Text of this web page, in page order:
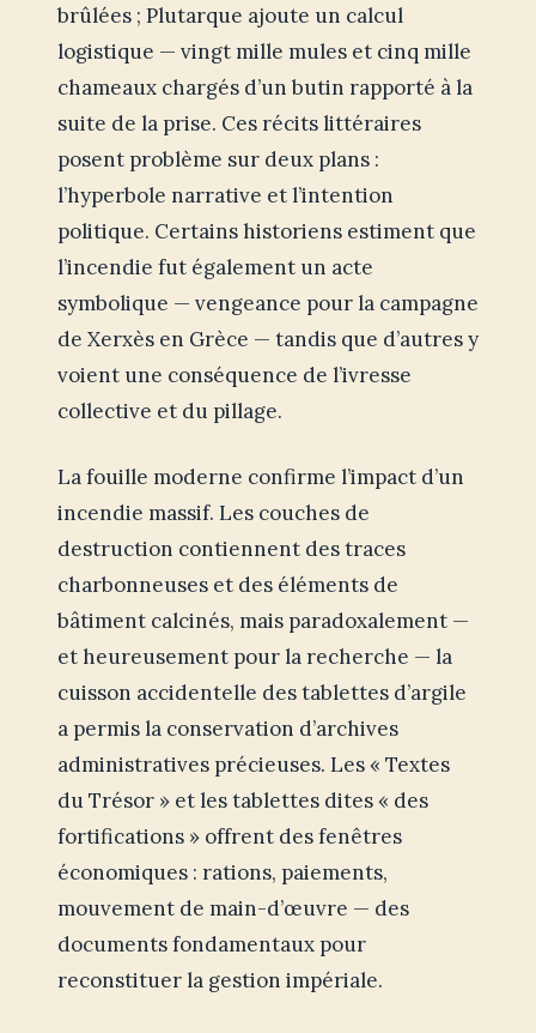
brûlées ; Plutarque ajoute un calcul
logistique — vingt mille mules et cinq mille
chameaux chargés d’un butin rapporté à la
suite de la prise. Ces récits littéraires
posent problème sur deux plans :
l’hyperbole narrative et l’intention
politique. Certains historiens estiment que
l’incendie fut également un acte
symbolique — vengeance pour la campagne
de Xerxès en Grèce — tandis que d’autres y
voient une conséquence de l’ivresse
collective et du pillage.
La fouille moderne confirme l’impact d’un
incendie massif. Les couches de
destruction contiennent des traces
charbonneuses et des éléments de
bâtiment calcinés, mais paradoxalement —
et heureusement pour la recherche — la
cuisson accidentelle des tablettes d’argile
a permis la conservation d’archives
administratives précieuses. Les « Textes
du Trésor » et les tablettes dites « des
fortifications » offrent des fenêtres
économiques : rations, paiements,
mouvement de main-d’œuvre — des
documents fondamentaux pour
reconstituer la gestion impériale.